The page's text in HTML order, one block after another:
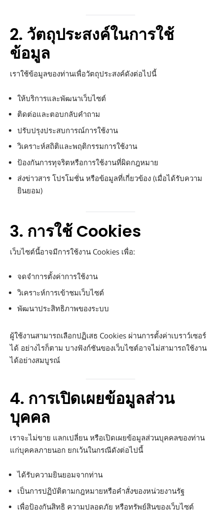
2. วัตถุประสงค์ในการใช้
ข้อมูล
เราใช้ข้อมูลของท่านเพื่อวัตถุประสงค์ดังต่อไปนี้
ให้บริการและพัฒนาเว็บไซต์
ติดต่อและตอบกลับคำถาม
ปรับปรุงประสบการณ์การใช้งาน
วิเคราะห์สถิติและพฤติกรรมการใช้งาน
ป้องกันการทุจริตหรือการใช้งานที่ผิดกฎหมาย
ส่งข่าวสาร โปรโมชั่น หรือข้อมูลที่เกี่ยวข้อง (เมื่อได้รับความ
ยินยอม)
3. การใช้ Cookies
เว็บไซต์นี้อาจมีการใช้งาน Cookies เพื่อ:
จดจำการตั้งค่าการใช้งาน
วิเคราะห์การเข้าชมเว็บไซต์
พัฒนาประสิทธิภาพของระบบ
ผู้ใช้งานสามารถเลือกปฏิเสธ Cookies ผ่านการตั้งค่าเบราว์เซอร์
ได้ อย่างไรก็ตาม บางฟังก์ชันของเว็บไซต์อาจไม่สามารถใช้งาน
ได้อย่างสมบูรณ์
4. การเปิดเผยข้อมูลส่วน
บุคคล
เราจะไม่ขาย แลกเปลี่ยน หรือเปิดเผยข้อมูลส่วนบุคคลของท่าน
แก่บุคคลภายนอก ยกเว้นในกรณีดังต่อไปนี้
ได้รับความยินยอมจากท่าน
เป็นการปฏิบัติตามกฎหมายหรือคำสั่งของหน่วยงานรัฐ
เพื่อป้องกันสิทธิ ความปลอดภัย หรือทรัพย์สินของเว็บไซต์